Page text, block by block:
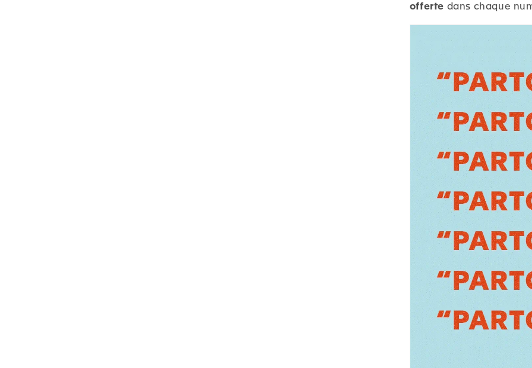
offerte dans chaque